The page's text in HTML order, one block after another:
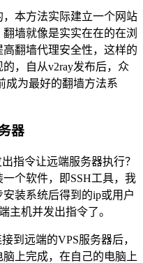
本方法实际建立一个网站
墙就像是实实在在的在浏
翻墙代理安全性，这样的
，自从v2ray发布后，众
成为最好的翻墙方法系
器
指令让远端服务器执行？
个软件，即SSH工具，我
装系统后得到的ip或用户
主机并发出指令了。
到远端的VPS服务器后，
上完成，在自己的电脑上